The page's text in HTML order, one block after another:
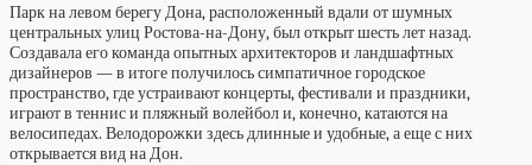
Парк на левом берегу Дона, расположенный вдали от шумных
центральных улиц Ростова-на-Дону, был открыт шесть лет назад.
Создавала его команда опытных архитекторов и ландшафтных
дизайнеров — в итоге получилось симпатичное городское
пространство, где устраивают концерты, фестивали и праздники,
играют в теннис и пляжный волейбол и, конечно, катаются на
велосипедах. Велодорожки здесь длинные и удобные, а еще с них
открывается вид на Дон.